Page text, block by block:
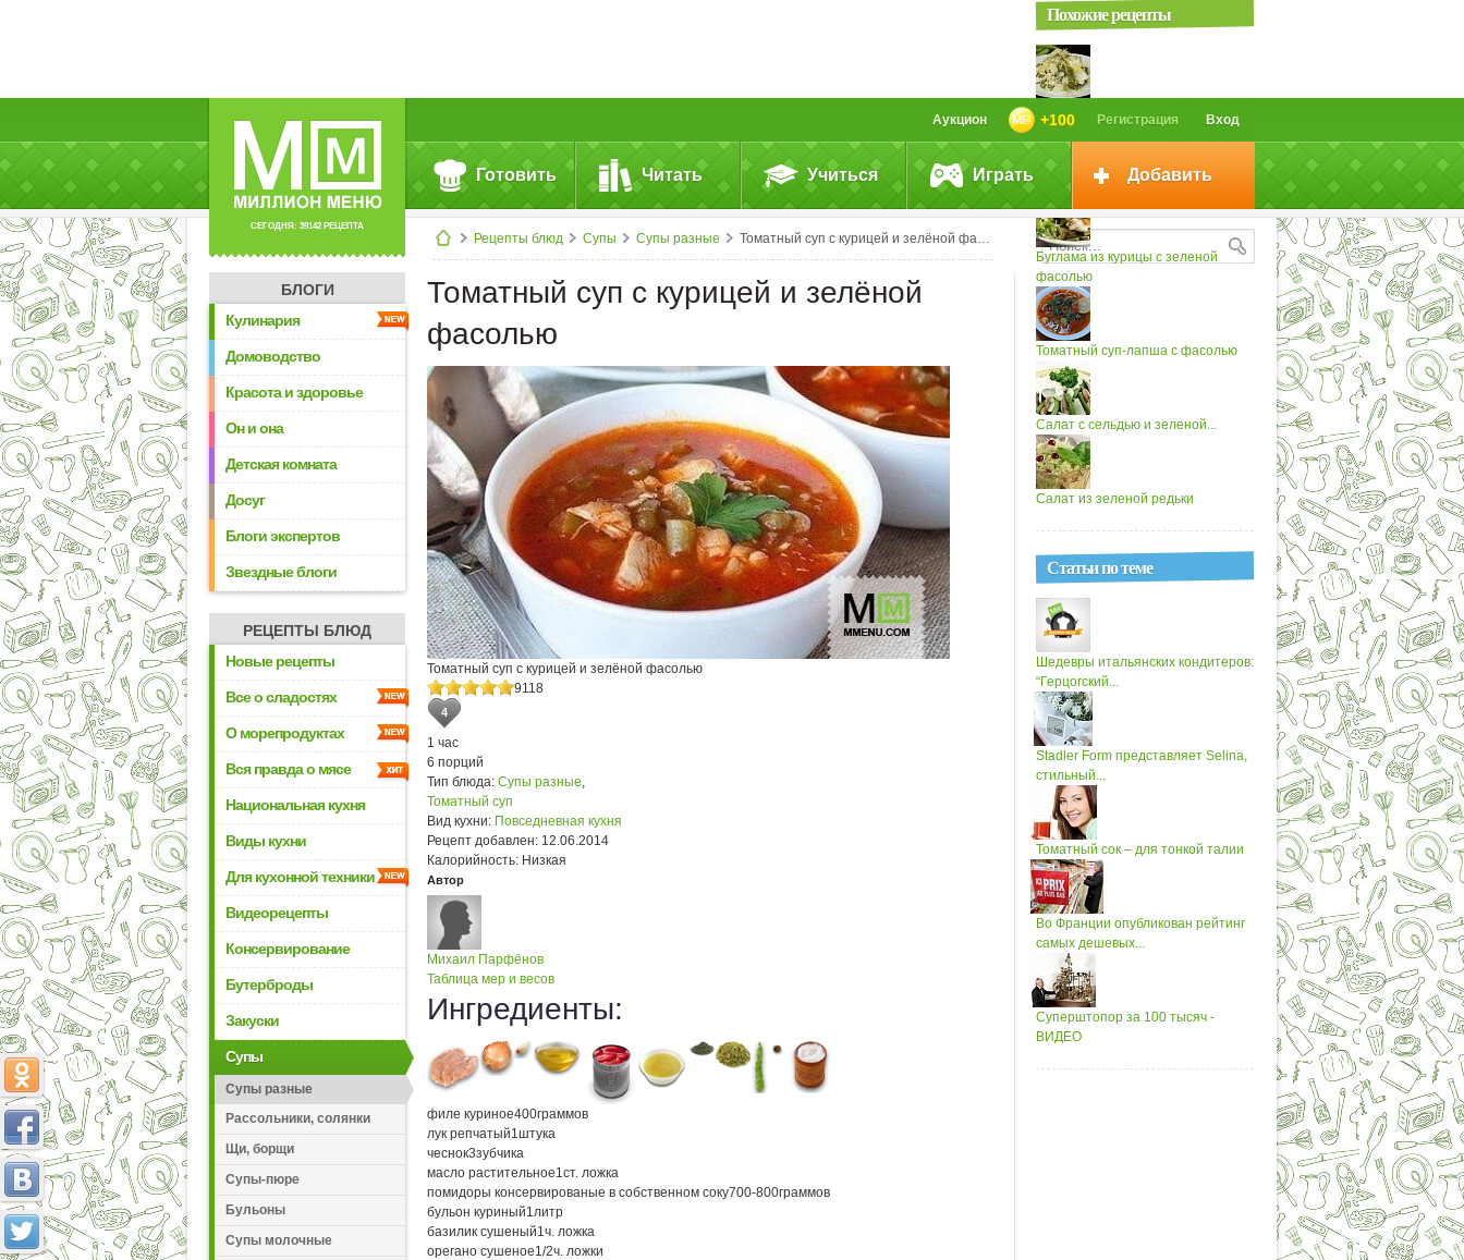
СЕГОДНЯ: 39142 РЕЦЕПТА
Вход
Регистрация
+100
Аукцион
Готовить Читать Учиться Играть Добавить
Рецепты блюд Супы Супы разные Томатный суп с курицей и зелёной фасолью
БЛОГИ
Кулинария
Домоводство
Красота и здоровье
Он и она
Детская комната
Досуг
Блоги экспертов
Звездные блоги
РЕЦЕПТЫ БЛЮД
Новые рецепты
Все о сладостях
О морепродуктах
Вся правда о мясе
Национальная кухня
Виды кухни
Для кухонной техники
Видеорецепты
Консервирование
Бутерброды
Закуски
Супы
Супы разные
Рассольники, солянки
Щи, борщи
Супы-пюре
Бульоны
Супы молочные
Томатный суп с курицей и зелёной
фасолью
Томатный суп с курицей и зелёной фасолью
9118
4
1 час
6 порций
Тип блюда: Супы разные,
Томатный суп
Вид кухни: Повседневная кухня
Рецепт добавлен: 12.06.2014
Калорийность: Низкая
Автор
Михаил Парфёнов
Таблица мер и весов
Ингредиенты:
филе куриное400граммов
лук репчатый1штука
чеснок3зубчика
масло растительное1ст. ложка
помидоры консервированые в собственном соку700-800граммов
бульон куриный1литр
базилик сушеный1ч. ложка
орегано сушеное1/2ч. ложки
Похожие рецепты
Суп густой с зеленой фасолью
Буглама из курицы с зеленой
фасолью
Томатный суп-лапша с фасолью
Салат с сельдью и зеленой...
Салат из зеленой редьки
Статьи по теме
Шедевры итальянских кондитеров:
“Герцогский...
Stadler Form представляет Selina,
стильный...
Томатный сок – для тонкой талии
Во Франции опубликован рейтинг
самых дешевых...
Суперштопор за 100 тысяч -
ВИДЕО